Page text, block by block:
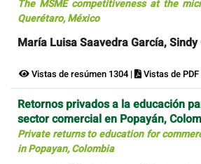
The MSME competitiveness at the
Querétaro, México
María Luisa Saavedra García,
Vistas de resúmen 1304 | Vistas de
Retornos privados a la educación
sector comercial en Popayán,
Private returns to education for
in Popayan, Colombia